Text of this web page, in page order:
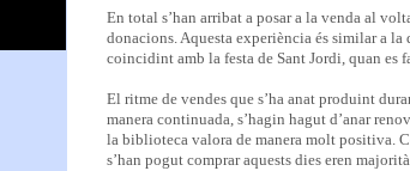
En total s’han arribat a posar a la venda al
donacions. Aquesta experiència és similar a
coincidint amb la festa de Sant Jordi, quan es
El ritme de vendes que s’ha anat produint
manera continuada, s’hagin hagut d’anar
la biblioteca valora de manera molt positiva.
s’han pogut comprar aquests dies eren